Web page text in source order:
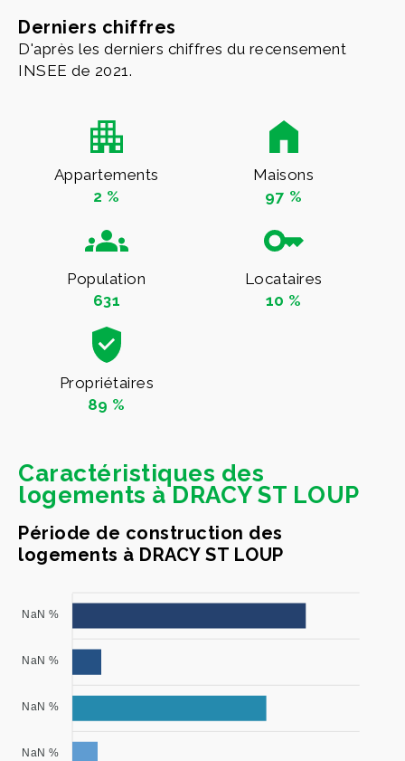
Derniers chiffres
D'après les derniers chiffres du recensement
INSEE de 2021.
Appartements
2 %
Maisons
97 %
Population
631
Locataires
10 %
Propriétaires
89 %
Caractéristiques des
logements à DRACY ST LOUP
Période de construction des
logements à DRACY ST LOUP
NaN %
NaN %
NaN %
NaN %